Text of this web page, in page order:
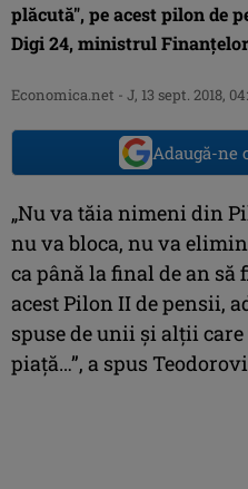
plăcută", pe acest pilon de
Digi 24, ministrul
Economica.net - J, 13 sept. 2018,
Adaugă-ne
„Nu va tăia nimeni din
nu va bloca, nu va
ca până la final de an să
acest Pilon II de pensii,
spuse de unii şi alţii
piaţă…”, a spus